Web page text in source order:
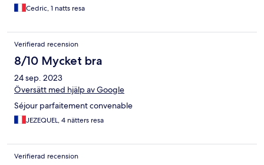
Cedric, 1 natts resa
Verifierad recension
8/10 Mycket bra
24 sep. 2023
Översätt med hjälp av Google
Séjour parfaitement convenable
JEZEQUEL, 4 nätters resa
Verifierad recension